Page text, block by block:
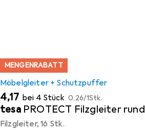
MENGENRABATT
Möbelgleiter + Schutzpuffer
EUR
4,17 bei 4 Stück EUR
0,26/1Stk.
tesa PROTECT Filzgleiter rund
Filzgleiter, 16 Stk.